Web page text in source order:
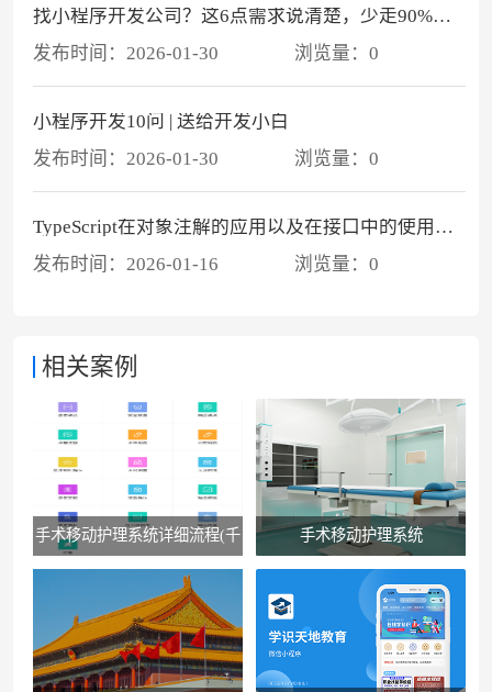
找小程序开发公司？这6点需求说清楚，少走90%弯路
发布时间： 2026-01-30 浏览量：0
小程序开发10问 | 送给开发小白
发布时间： 2026-01-30 浏览量：0
TypeScript在对象注解的应用以及在接口中的使用方法
发布时间： 2026-01-16 浏览量：0
相关案例
手术移动护理系统详细流程(千
佛山医院版）
手术移动护理系统